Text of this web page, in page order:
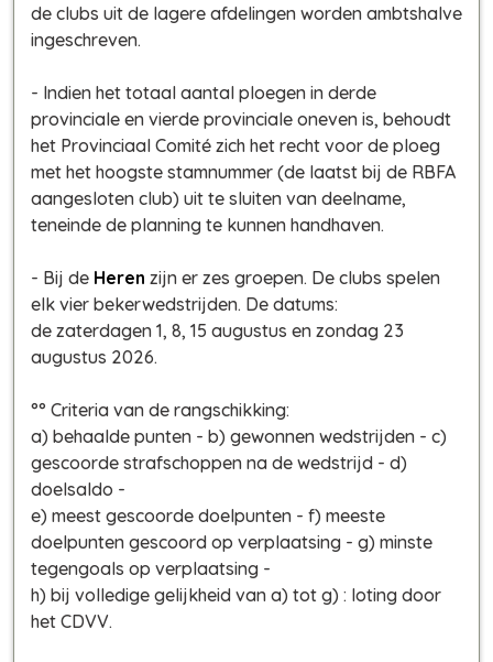
de clubs uit de lagere afdelingen worden ambtshalve
ingeschreven.
- Indien het totaal aantal ploegen in derde
provinciale en vierde provinciale oneven is, behoudt
het Provinciaal Comité zich het recht voor de ploeg
met het hoogste stamnummer (de laatst bij de RBFA
aangesloten club) uit te sluiten van deelname,
teneinde de planning te kunnen handhaven.
- Bij de Heren zijn er zes groepen. De clubs spelen
elk vier bekerwedstrijden. De datums:
de zaterdagen 1, 8, 15 augustus en zondag 23
augustus 2026.
°° Criteria van de rangschikking:
a) behaalde punten - b) gewonnen wedstrijden - c)
gescoorde strafschoppen na de wedstrijd - d)
doelsaldo -
e) meest gescoorde doelpunten - f) meeste
doelpunten gescoord op verplaatsing - g) minste
tegengoals op verplaatsing -
h) bij volledige gelijkheid van a) tot g) : loting door
het CDVV.